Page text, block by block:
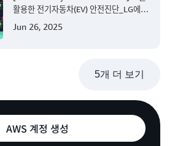
활용한 전기자동차(EV) 안전진단_LG에너
Jun 26, 2025
5개 더 보기
AWS 계정 생성